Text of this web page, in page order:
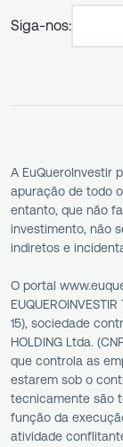
Siga-nos:
A EuQueroInvestir
apuração de todo
entanto, que não
investimento, não
indiretos e
O portal
15), sociedade
HOLDING Ltda.
que controla as
estarem sob o
tecnicamente são
função da
atividade